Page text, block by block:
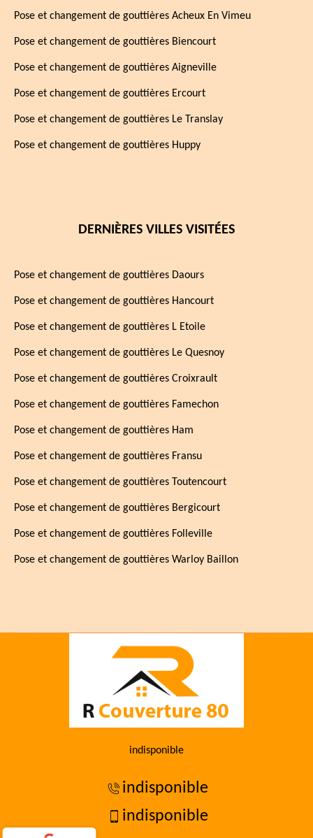
Pose et changement de gouttières Acheux En Vimeu
Pose et changement de gouttières Biencourt
Pose et changement de gouttières Aigneville
Pose et changement de gouttières Ercourt
Pose et changement de gouttières Le Translay
Pose et changement de gouttières Huppy
DERNIÈRES VILLES VISITÉES
Pose et changement de gouttières Daours
Pose et changement de gouttières Hancourt
Pose et changement de gouttières L Etoile
Pose et changement de gouttières Le Quesnoy
Pose et changement de gouttières Croixrault
Pose et changement de gouttières Famechon
Pose et changement de gouttières Ham
Pose et changement de gouttières Fransu
Pose et changement de gouttières Toutencourt
Pose et changement de gouttières Bergicourt
Pose et changement de gouttières Folleville
Pose et changement de gouttières Warloy Baillon
indisponible
indisponible
indisponible